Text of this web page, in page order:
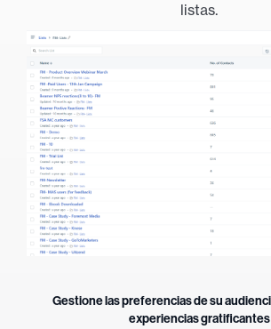
listas.
Gestione las preferencias de su
experiencias gratificantes